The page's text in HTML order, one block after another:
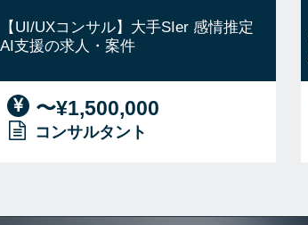
【UI/UXコンサル】大手SIer 感情推定
AI支援の求人・案件
〜¥1,500,000
コンサルタント